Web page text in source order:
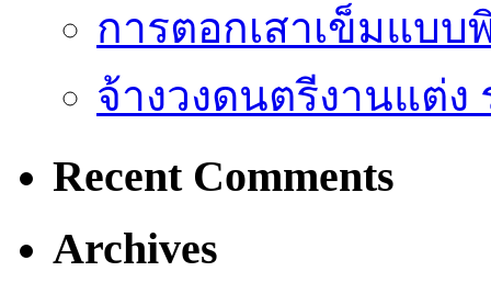
การตอกเสาเข็มแบบ
จ้างวงดนตรีงานแต่ง
Recent Comments
Archives